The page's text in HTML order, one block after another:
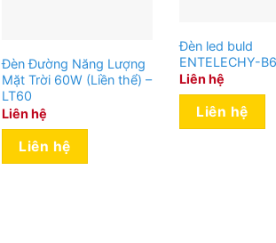
Đèn Đường Năng Lượng
Mặt Trời 60W (Liền thể) –
LT60
Liên hệ
Liên hệ
Đèn led buld
ENTELECHY-
Liên hệ
Liên hệ